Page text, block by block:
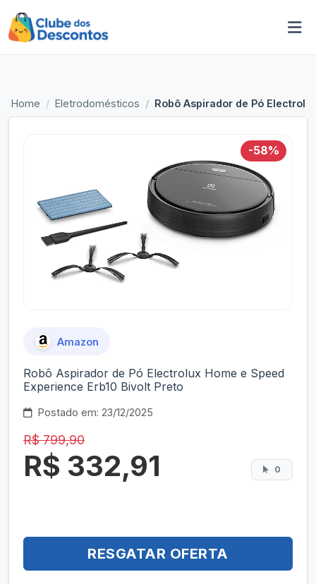
Home Eletrodomésticos Robô Aspirador de Pó
-58%
Amazon
Robô Aspirador de Pó Electrolux Home e Speed
Experience Erb10 Bivolt Preto
Postado em: 23/12/2025
R$ 799,90
R$ 332,91 0
RESGATAR OFERTA